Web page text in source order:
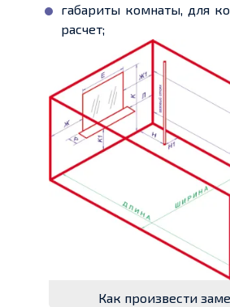
габариты комнаты, для
расчет;
Как произвести